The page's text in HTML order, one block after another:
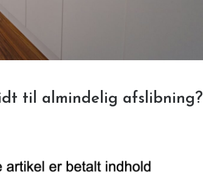
til almindelig afslibning?